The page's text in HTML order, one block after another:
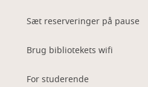
Sæt reserveringer på pause
Brug bibliotekets wifi
For studerende